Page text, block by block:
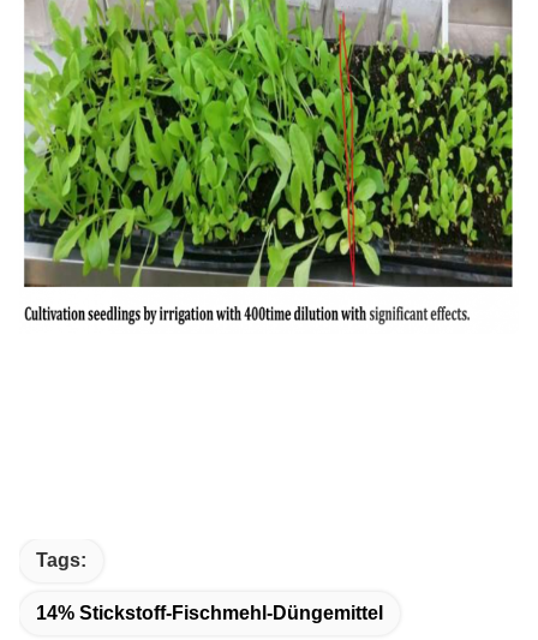
Tags:
14% Stickstoff-Fischmehl-Düngemittel